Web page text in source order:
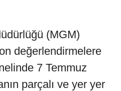
(MGM)
değerlendirmelere
7 Temmuz
parçalı ve yer yer